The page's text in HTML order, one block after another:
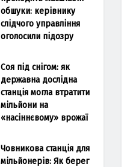
обшуки: керівнику
слідчого управління
оголосили підозру
Соя під снігом: як
державна дослідна
станція могла втратити
мільйони на
«насіннєвому» врожаї
Човникова станція для
мільйонерів: Як берег